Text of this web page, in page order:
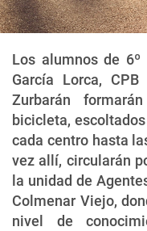
Los alumnos de
García Lorca,
Zurbarán
bicicleta,
cada centro hasta
vez allí, circularán
la unidad de
Colmenar Viejo,
nivel de